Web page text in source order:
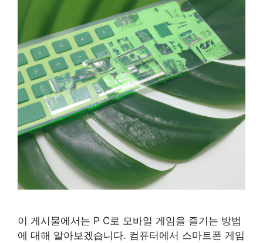
이 게시물에서는 P C로 모바일 게임을 즐기는 방법
에 대해 알아보겠습니다. 컴퓨터에서 스마트폰 게임